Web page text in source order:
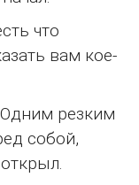
что
вам кое-
резким
собой,